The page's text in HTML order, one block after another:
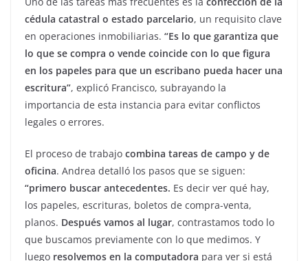
cédula catastral o estado parcelario, un requisito clave
en operaciones inmobiliarias. “Es lo que garantiza que
lo que se compra o vende coincide con lo que figura
en los papeles para que un escribano pueda hacer una
escritura”, explicó Francisco, subrayando la
importancia de esta instancia para evitar conflictos
legales o errores.
El proceso de trabajo combina tareas de campo y de
oficina. Andrea detalló los pasos que se siguen:
“primero buscar antecedentes. Es decir ver qué hay,
los papeles, escrituras, boletos de compra-venta,
planos. Después vamos al lugar, contrastamos todo lo
que buscamos previamente con lo que medimos. Y
luego resolvemos en la computadora para ver si está